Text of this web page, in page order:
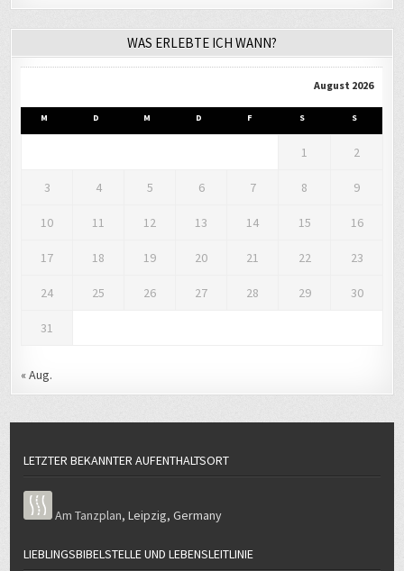
WAS ERLEBTE ICH WANN?
August 2026
M D M D F S S
1 2
3 4 5 6 7 8 9
10 11 12 13 14 15 16
17 18 19 20 21 22 23
24 25 26 27 28 29 30
31
« Aug.
LETZTER BEKANNTER AUFENTHALTSORT
Am Tanzplan,Leipzig,Germany
LIEBLINGSBIBELSTELLE UND LEBENSLEITLINIE